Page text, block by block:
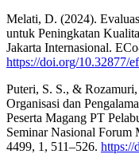
Melati, D. (2024).
untuk Peningkatan
Jakarta Internasional.
https://doi.org/10.32877/
Puteri, S. S., &
Organisasi dan
Peserta Magang PT
Seminar Nasional Forum
4499, 1, 511–526. https://